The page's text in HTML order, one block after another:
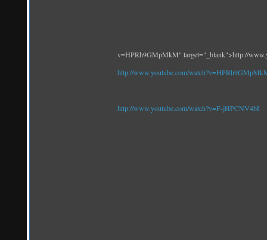
v=HPRh9GMpMkM" target="_blank">http://
http://www.youtube.com/
http://www.youtube.com/watch?v=F-jHPCNV4bI